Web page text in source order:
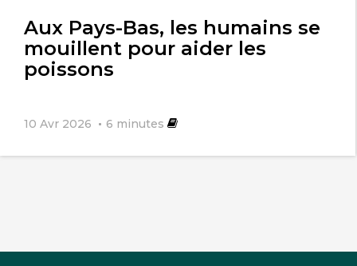
Aux Pays-Bas, les humains se
mouillent pour aider les
poissons
10 Avr 2026 6 minutes